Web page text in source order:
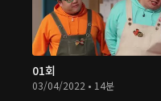
01회
03/04/2022 • 14분